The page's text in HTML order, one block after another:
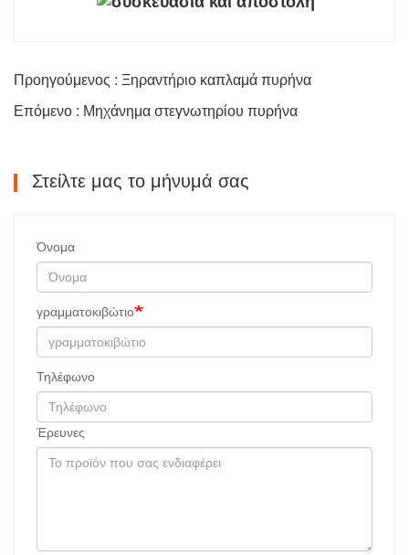
Προηγούμενος : Ξηραντήριο καπλαμά πυρήνα
Επόμενο : Μηχάνημα στεγνωτηρίου πυρήνα
Στείλτε μας το μήνυμά σας
Όνομα
γραμματοκιβώτιο
Τηλέφωνο
Έρευνες